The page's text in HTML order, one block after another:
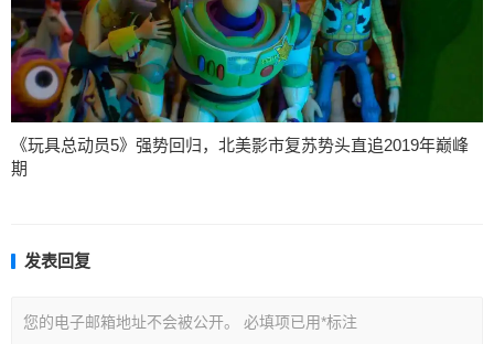
《玩具总动员5》强势回归，北美影市复苏势头直追2019年巅峰
期
发表回复
您的电子邮箱地址不会被公开。 必填项已用*标注